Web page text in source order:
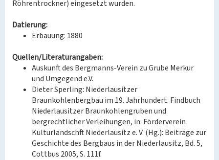
Röhrentrockner) eingesetzt wurden.
Datierung:
Erbauung: 1880
Quellen/Literaturangaben:
Auskunft des Bergmanns-Verein zu Grube Merkur
und Umgegend e.V.
Dieter Sperling: Niederlausitzer
Braunkohlenbergbau im 19. Jahrhundert. Findbuch
Niederlausitzer Braunkohlengruben und
bergrechtlicher Verleihungen, in: Förderverein
Kulturlandschft Niederlausitz e. V. (Hg.): Beiträge zur
Geschichte des Bergbaus in der Niederlausitz, Bd. 5,
Cottbus 2005, S. 111f.